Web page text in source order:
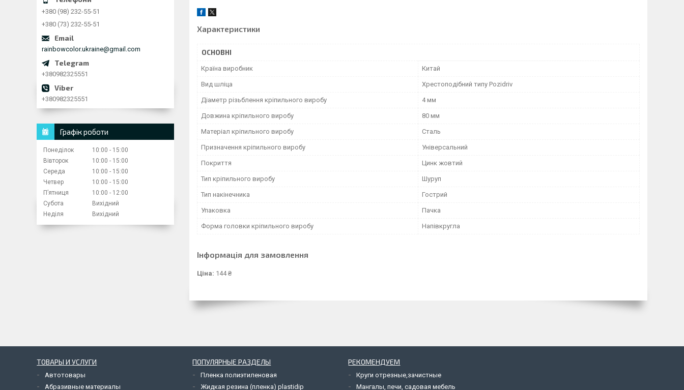
Характеристики
ОСНОВНІ
Країна виробник Китай
Вид шліца Хрестоподібний типу Pozidriv
Діаметр різьблення кріпильного виробу 4 мм
Довжина кріпильного виробу 80 мм
Матеріал кріпильного виробу Сталь
Призначення кріпильного виробу Універсальний
Покриття Цинк жовтий
Тип кріпильного виробу Шуруп
Тип накінечника Гострий
Упаковка Пачка
Форма головки кріпильного виробу Напівкругла
Інформація для замовлення
Ціна: 144 ₴
+380 (98) 232-55-51
+380 (73) 232-55-51
rainbowcolor.ukraine@gmail.com
+380982325551
+380982325551
Графік роботи
Понеділок 10:00
15:00
Вівторок
10:00
15:00
Середа
10:00
15:00
Четвер
10:00
15:00
Пʼятниця
10:00
12:00
Субота
Вихідний
Неділя
Вихідний
ТОВАРЫ И УСЛУГИ
Автотовары
Абразивные материалы
ПОПУЛЯРНЫЕ РАЗДЕЛЫ
Пленка полиэтиленовая
Жидкая резина (пленка) plastidip
РЕКОМЕНДУЕМ
Круги отрезные,зачистные
Мангалы, печи, садовая мебель